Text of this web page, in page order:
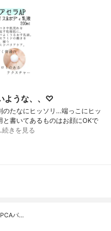
ような、、♡
のたなにヒッソリ…端っこにヒッ
書いてあるものはお顔にOKで
続きを見る
パ…